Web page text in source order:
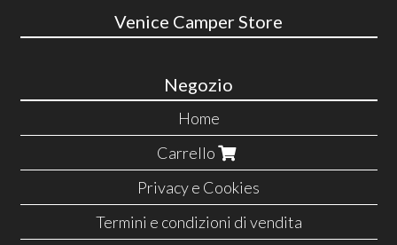
Venice Camper Store
Negozio
Home
Carrello
Privacy e Cookies
Termini e condizioni di vendita